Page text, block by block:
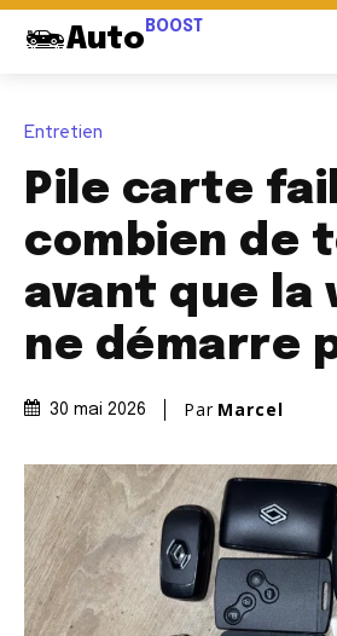
Auto BOOST
Entretien
Pile carte
combien de
avant que la
ne démarre
30 mai 2026 Par Marcel